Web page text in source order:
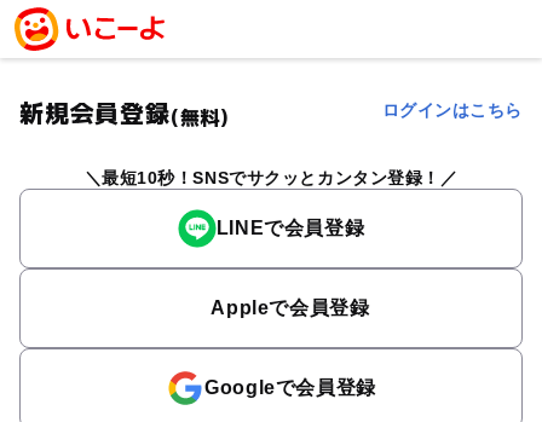
新規会員登録(無料) ログインはこちら
最短10秒！SNSでサクッとカンタン登録！
LINEで会員登録
Appleで会員登録
Googleで会員登録